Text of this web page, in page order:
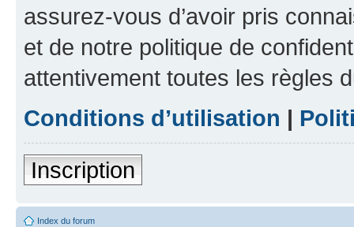
assurez-vous d’avoir pris
et de notre politique de
attentivement toutes les règles
Conditions d’utilisation |
Inscription
Index du forum